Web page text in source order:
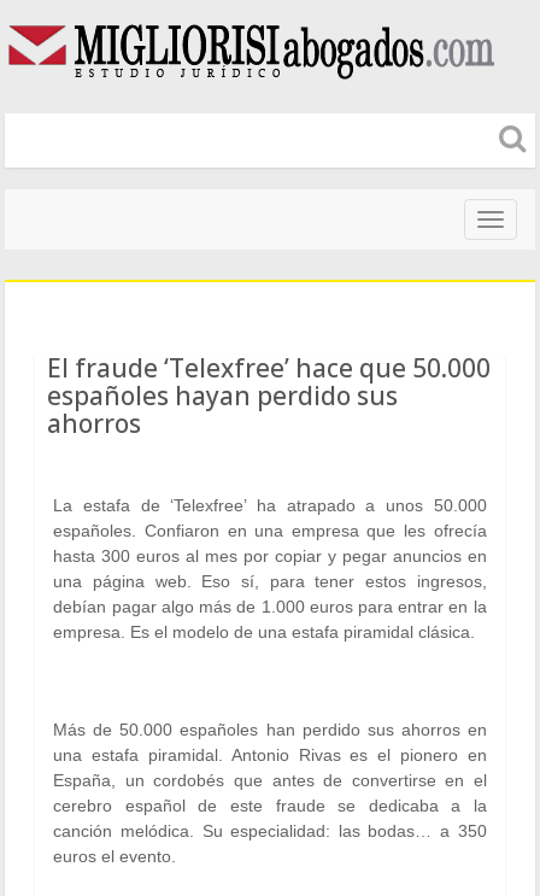
El fraude ‘Telexfree’ hace que 50.000
españoles hayan perdido sus
ahorros
La estafa de ‘Telexfree’ ha atrapado a unos 50.000
españoles. Confiaron en una empresa que les ofrecía
hasta 300 euros al mes por copiar y pegar anuncios en
una página web. Eso sí, para tener estos ingresos,
debían pagar algo más de 1.000 euros para entrar en la
empresa. Es el modelo de una estafa piramidal clásica.
Más de 50.000 españoles han perdido sus ahorros en
una estafa piramidal. Antonio Rivas es el pionero en
España, un cordobés que antes de convertirse en el
cerebro español de este fraude se dedicaba a la
canción melódica. Su especialidad: las bodas… a 350
euros el evento.